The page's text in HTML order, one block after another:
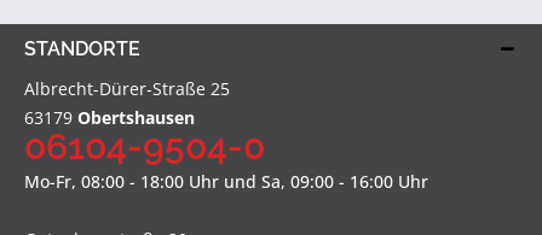
STANDORTE
Albrecht-Dürer-Straße 25
63179 Obertshausen
06104-9504-0
Mo-Fr, 08:00 - 18:00 Uhr und Sa, 09:00 - 16:00 Uhr